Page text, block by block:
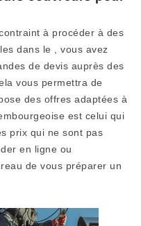
à procéder à des
dans le , vous avez
de devis auprès des
vous permettra de
des offres adaptées à
est celui qui
prix qui ne sont pas
en ligne ou
de vous préparer un